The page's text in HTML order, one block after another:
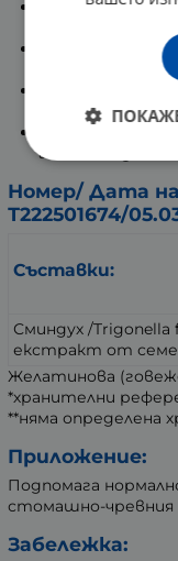
Подпомагане
Подкрепа за
ролята си за
поддържане на
Номер/ Дата
Т222501674/
Съставки:
Сминдух /Trigonella
екстракт от
Желатинова
*хранителни
**няма определена
Приложение:
Подпомага
стомашно-
Забележка: